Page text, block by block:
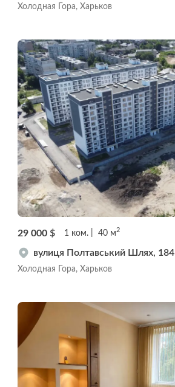
Холодная Гора, Харьков
29 000 $ 1 ком. 40 м2
вулиця Полтавський Шлях, 184
Холодная Гора, Харьков